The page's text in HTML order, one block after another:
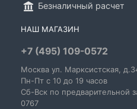
Безналичный расчет
НАШ МАГАЗИН
+7 (495) 109-0572
Москва ул. Марксистская ,
Пн-Пт c 10 до 19 часов
Сб-Вск по предварительной
0767